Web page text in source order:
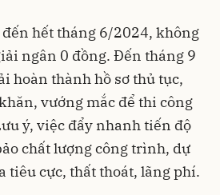
hết tháng 6/2024, không
ngân 0 đồng. Đến tháng 9
hoàn thành hồ sơ thủ tục,
vướng mắc để thi công
ý, việc đẩy nhanh tiến độ
chất lượng công trình, dự
tiêu cực, thất thoát, lãng phí.